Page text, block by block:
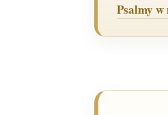
Psalmy